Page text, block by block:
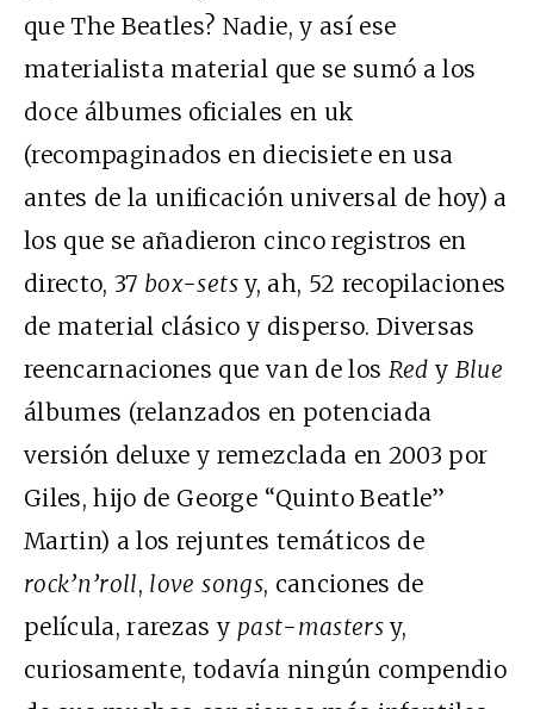
que The Beatles? Nadie, y así ese
materialista material que se sumó a los
doce álbumes oficiales en uk
(recompaginados en diecisiete en usa
antes de la unificación universal de hoy) a
los que se añadieron cinco registros en
directo, 37 box-setsy, ah, 52 recopilaciones
de material clásico y disperso. Diversas
reencarnaciones que van de los Red y Blue
álbumes (relanzados en potenciada
versión deluxe y remezclada en 2003 por
Giles, hijo de George “Quinto Beatle”
Martin) a los rejuntes temáticos de
rock’n’roll, love songs, canciones de
película, rarezas y past-mastersy,
curiosamente, todavía ningún compendio